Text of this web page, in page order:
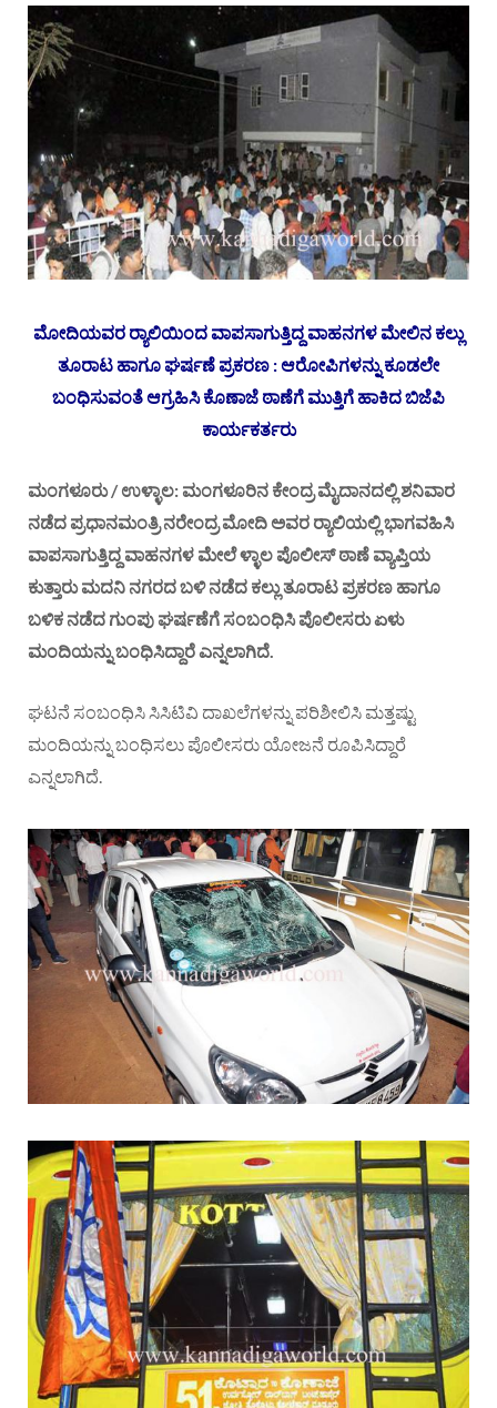
ಮೋದಿಯವರ ರ‍್ಯಾಲಿಯಿಂದ ವಾಪಸಾಗುತ್ತಿದ್ದ ವಾಹನಗಳ ಮೇಲಿನ ಕಲ್ಲು
ತೂರಾಟ ಹಾಗೂ ಘರ್ಷಣೆ ಪ್ರಕರಣ : ಆರೋಪಿಗಳನ್ನು ಕೂಡಲೇ
ಬಂಧಿಸುವಂತೆ ಆಗ್ರಹಿಸಿ ಕೊಣಾಜೆ ಠಾಣೆಗೆ ಮುತ್ತಿಗೆ ಹಾಕಿದ ಬಿಜೆಪಿ
ಕಾರ್ಯಕರ್ತರು
ಮಂಗಳೂರು / ಉಳ್ಳಾಲ: ಮಂಗಳೂರಿನ ಕೇಂದ್ರ ಮೈದಾನದಲ್ಲಿ ಶನಿವಾರ
ನಡೆದ ಪ್ರಧಾನಮಂತ್ರಿ ನರೇಂದ್ರ ಮೋದಿ ಅವರ ರ‍್ಯಾಲಿಯಲ್ಲಿ ಭಾಗವಹಿಸಿ
ವಾಪಸಾಗುತ್ತಿದ್ದ ವಾಹನಗಳ ಮೇಲೆ ಳ್ಳಾಲ ಪೊಲೀಸ್‌ ಠಾಣೆ ವ್ಯಾಪ್ತಿಯ
ಕುತ್ತಾರು ಮದನಿ ನಗರದ ಬಳಿ ನಡೆದ ಕಲ್ಲು ತೂರಾಟ ಪ್ರಕರಣ ಹಾಗೂ
ಬಳಿಕ ನಡೆದ ಗುಂಪು ಘರ್ಷಣೆಗೆ ಸಂಬಂಧಿಸಿ ಪೊಲೀಸರು ಏಳು
ಮಂದಿಯನ್ನು ಬಂಧಿಸಿದ್ದಾರೆ ಎನ್ನಲಾಗಿದೆ.
ಘಟನೆ ಸಂಬಂಧಿಸಿ ಸಿಸಿಟಿವಿ ದಾಖಲೆಗಳನ್ನು ಪರಿಶೀಲಿಸಿ ಮತ್ತಷ್ಟು
ಮಂದಿಯನ್ನು ಬಂಧಿಸಲು ಪೊಲೀಸರು ಯೋಜನೆ ರೂಪಿಸಿದ್ದಾರೆ
ಎನ್ನಲಾಗಿದೆ.